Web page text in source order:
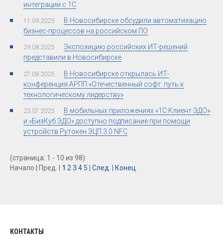
интеграции с 1С
11.09.2025
В Новосибирске обсудили автоматизацию
бизнес-процессов на российском ПО
29.08.2025
Экспозицию российских ИТ-решений
представили в Новосибирске
27.08.2025
В Новосибирске открылась ИТ-
конференция АРПП «Отечественный софт: путь к
технологическому лидерству»
23.07.2025
В мобильных приложениях «1С:Клиент ЭДО»
и «БизКуб ЭДО» доступно подписание при помощи
устройств Рутокен ЭЦП 3.0 NFC
(страница: 1 - 10 из 98)
Начало | Пред. | 1 2 3 4 5 След. Конец
КОНТАКТЫ